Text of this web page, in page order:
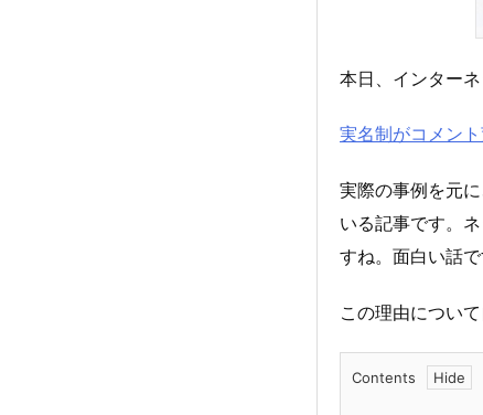
本日、インター
実名制がコメン
実際の事例を元に
いる記事です。
すね。面白い話で
この理由につい
Contents